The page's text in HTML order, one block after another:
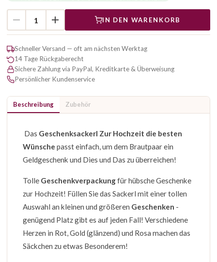
IN DEN WARENKORB
Schneller Versand — oft am nächsten Werktag
14 Tage Rückgaberecht
Sichere Zahlung via PayPal, Kreditkarte & Überweisung
Persönlicher Kundenservice
Beschreibung Zubehör
Das Geschenksackerl Zur Hochzeit die besten
Wünsche passt einfach, um dem Brautpaar ein
Geldgeschenk und Dies und Das zu überreichen!
Tolle Geschenkverpackungfür hübsche Geschenke
zur Hochzeit! Füllen Sie das Sackerl mit einer tollen
Auswahl an kleinen und größeren Geschenken -
genügend Platz gibt es auf jeden Fall! Verschiedene
Herzen in Rot, Gold (glänzend) und Rosa machen das
Säckchen zu etwas Besonderem!